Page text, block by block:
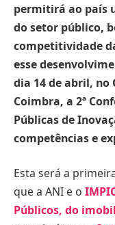
permitirá ao país
do setor público,
competitividade
esse
dia 14 de abril, no
Coimbra, a 2ª
Públicas de
competências e
Esta será a
que a ANI e o
Públicos, do